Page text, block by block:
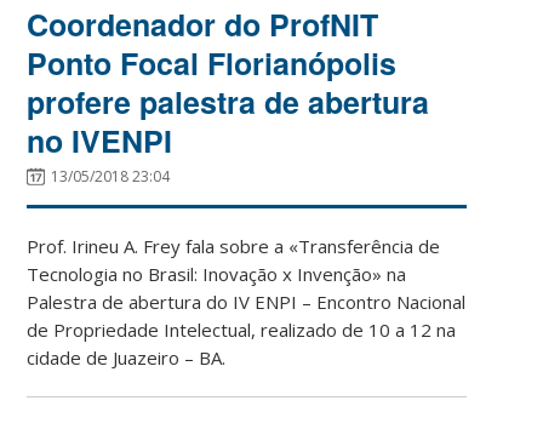
Coordenador do ProfNIT
Ponto Focal Florianópolis
profere palestra de abertura
no IVENPI
13/05/2018 23:04
Prof. Irineu A. Frey fala sobre a «Transferência de
Tecnologia no Brasil: Inovação x Invenção» na
Palestra de abertura do IV ENPI – Encontro Nacional
de Propriedade Intelectual, realizado de 10 a 12 na
cidade de Juazeiro – BA.